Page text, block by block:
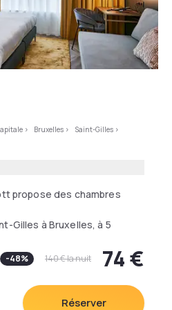
de métro la plus proche est
connexion directe à la gare
est l'aéroport de Bruxelles, à
> Bruxelles > Saint-Gilles >
propose des chambres
Gilles à Bruxelles, à 5
l'Avenue Louise.
rénové et propose
-48% 140 €la nuit 74 €
Réserver